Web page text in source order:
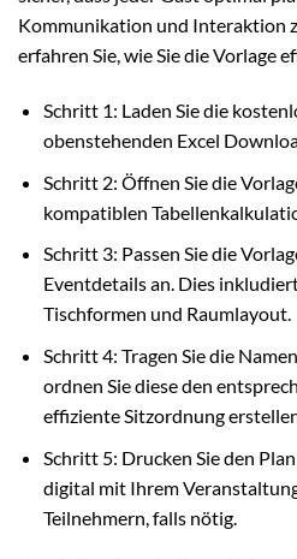
Kommunikation und Interaktion
erfahren Sie, wie Sie die Vorlage
Schritt 1: Laden Sie die
obenstehenden Excel
Schritt 2: Öffnen Sie die
kompatiblen
Schritt 3: Passen Sie die
Eventdetails an. Dies
Tischformen und Raumlayout.
Schritt 4: Tragen Sie die
ordnen Sie diese den
effiziente Sitzordnung
Schritt 5: Drucken Sie den
digital mit Ihrem
Teilnehmern, falls nötig.